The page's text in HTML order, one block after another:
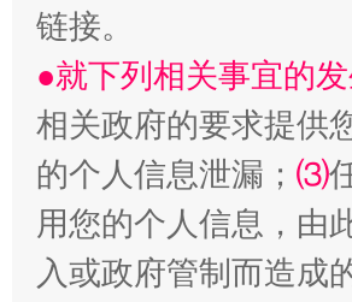
受贿1.44亿！段成刚被判无期
链接。
●就下列相关事宜的
相关政府的要求提供
的个人信息泄漏； ⑶
用您的个人信息，由
入或政府管制而造成